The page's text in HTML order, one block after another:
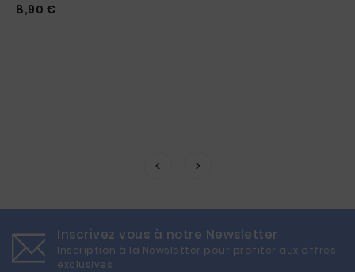
8,90 €
Inscrivez vous à notre Newsletter
Inscription à la Newsletter pour profiter aux offres
exclusives